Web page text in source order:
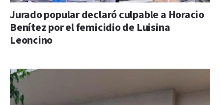
Jurado popular declaró culpable a Horacio
Benítez por el femicidio de Luisina
Leoncino